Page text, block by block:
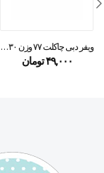
ویفر دبی چاکلت ۷۷ وزن ۳۰ گرمی
۴۹,۰۰۰تومان